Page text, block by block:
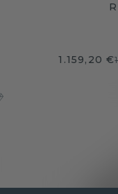
1.159,20 €